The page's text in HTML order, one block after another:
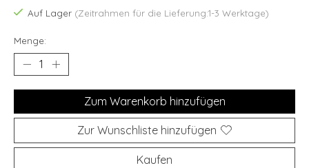
Auf Lager (Zeitrahmen für die Lieferung:1-3 Werktage)
Menge:
Zum Warenkorb hinzufügen
Zur Wunschliste hinzufügen
Kaufen